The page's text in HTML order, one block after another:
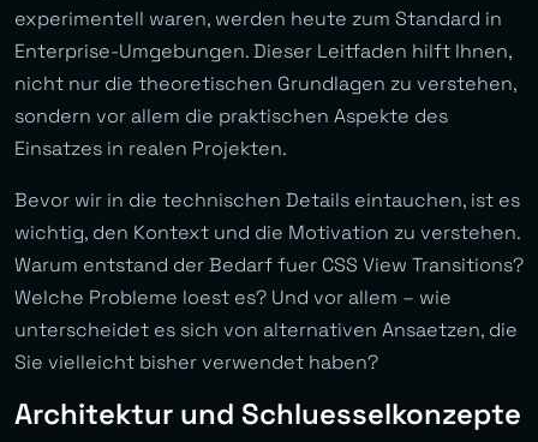
experimentell waren, werden heute zum Standard in
Enterprise-Umgebungen. Dieser Leitfaden hilft Ihnen,
nicht nur die theoretischen Grundlagen zu verstehen,
sondern vor allem die praktischen Aspekte des
Einsatzes in realen Projekten.
Bevor wir in die technischen Details eintauchen, ist es
wichtig, den Kontext und die Motivation zu verstehen.
Warum entstand der Bedarf fuer CSS View Transitions?
Welche Probleme loest es? Und vor allem – wie
unterscheidet es sich von alternativen Ansaetzen, die
Sie vielleicht bisher verwendet haben?
Architektur und Schluesselkonzepte